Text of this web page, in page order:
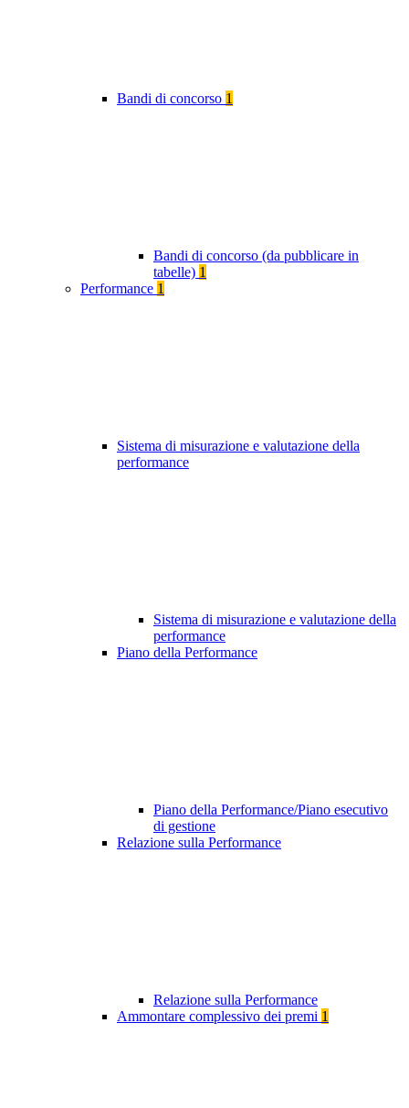
Bandi di concorso 1
Bandi di concorso (da pubblicare in
tabelle) 1
Performance 1
Sistema di misurazione e valutazione della
performance
Sistema di misurazione e valutazione della
performance
Piano della Performance
Piano della Performance/Piano esecutivo
di gestione
Relazione sulla Performance
Relazione sulla Performance
Ammontare complessivo dei premi 1